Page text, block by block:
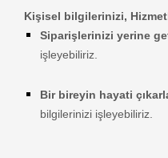
Kişisel bilgilerinizi,
Siparişlerinizi yerine
işleyebiliriz.
Bir bireyin hayati
bilgilerinizi işleyebiliriz.